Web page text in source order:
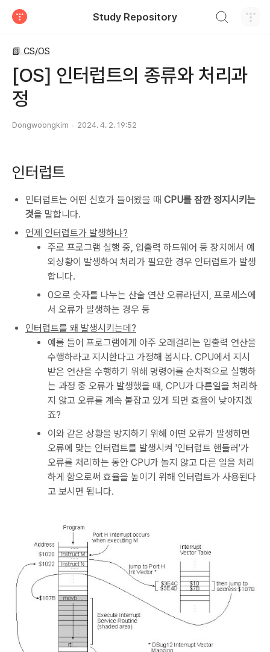
Study Repository
📗 CS/OS
[OS] 인터럽트의 종류와 처리과
정
Dongwoongkim 2024. 4. 2. 19:52
인터럽트
인터럽트는 어떤 신호가 들어왔을 때 CPU를 잠깐 정지시키는
것을 말합니다.
언제 인터럽트가 발생하냐?
주로 프로그램 실행 중, 입출력 하드웨어 등 장치에서 예
외상황이 발생하여 처리가 필요한 경우 인터럽트가 발생
합니다.
0으로 숫자를 나누는 산술 연산 오류라던지, 프로세스에
서 오류가 발생하는 경우 등
인터럽트를 왜 발생시키는데?
예를 들어 프로그램에게 아주 오래걸리는 입출력 연산을
수행하라고 지시한다고 가정해 봅시다. CPU에서 지시
받은 연산을 수행하기 위해 명령어를 순차적으로 실행하
는 과정 중 오류가 발생했을 때, CPU가 다른일을 처리하
지 않고 오류를 계속 붙잡고 있게 되면 효율이 낮아지겠
죠?
이와 같은 상황을 방지하기 위해 어떤 오류가 발생하면
오류에 맞는 인터럽트를 발생시켜 '인터럽트 핸들러'가
오류를 처리하는 동안 CPU가 놀지 않고 다른 일을 처리
하게 함으로써 효율을 높이기 위해 인터럽트가 사용된다
고 보시면 됩니다.